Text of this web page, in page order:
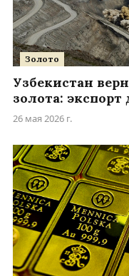
Золото
Узбекистан
золота: экспорт
26 мая 2026 г.